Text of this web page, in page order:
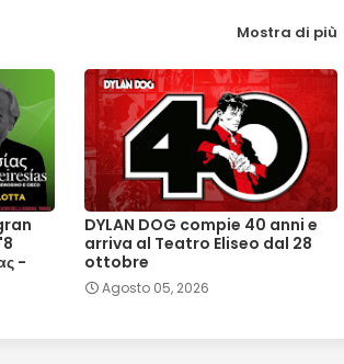
Mostra di più
-
DYLAN DOG compie 40 anni e
arriva al Teatro Eliseo dal 28
ottobre
Agosto 05, 2026